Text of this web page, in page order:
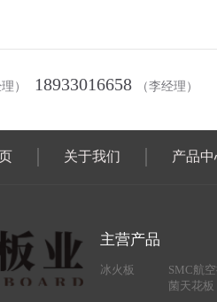
） 18933016658 （李经理）
关于我们 产品
主营产品
冰火板
SMC航
菌天花板